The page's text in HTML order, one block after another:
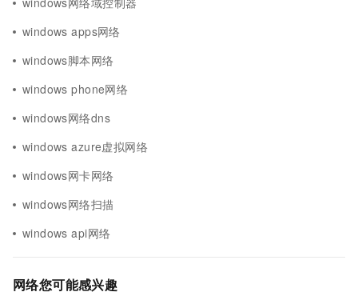
windows apps网络
windows脚本网络
windows phone网络
windows网络dns
windows azure虚拟网络
windows网卡网络
windows网络扫描
windows api网络
网络您可能感兴趣